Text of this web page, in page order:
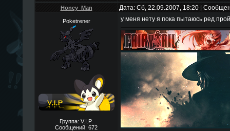
Honey_Man Дата: Сб, 22.09.2007, 18:20 |
Poketrener
Группа: V.I.P.
Сообщений: 672
у меня нету я пока пытаюсь ред